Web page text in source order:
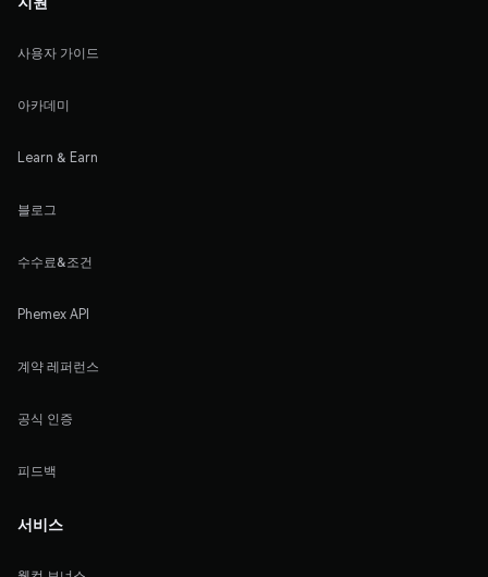
사용자 가이드
아카데미
Learn & Earn
블로그
수수료&조건
Phemex API
계약 레퍼런스
공식 인증
피드백
서비스